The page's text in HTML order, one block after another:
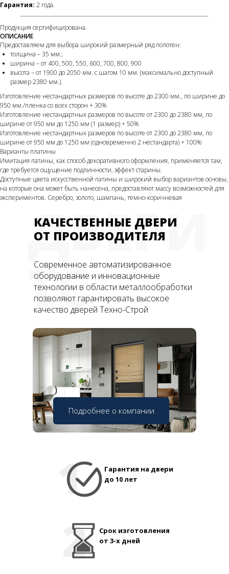
Гарантия: 2 года.
Продукция сертифицирована.
ОПИСАНИЕ
Предоставляем для выбора широкий размерный ряд полотен:
толщина – 35 мм.;
ширина – от 400, 500, 550, 600, 700, 800, 900
высота – от 1900 до 2050 мм. с шагом 10 мм. (максимально доступный
размер 2380 мм.).
Изготовление нестандартных размеров по высоте до 2300 мм., по ширине до
950 мм./пленка со всех сторон + 30%
Изготовление нестандартных размеров по высоте от 2300 до 2380 мм, по
ширине от 950 мм до 1250 мм (1 размер) + 50%
Изготовление нестандартных размеров по высоте от 2300 до 2380 мм, по
ширине от 950 мм до 1250 мм (одновременно 2 нестандарта) + 100%
Варианты платины
Имитация патины, как способ декоративного оформления, применяется там,
где требуется ощущение подлинности, эффект старины.
Доступные цвета искусственной патины и широкий выбор вариантов основы,
на которые она может быть нанесена, предоставляют массу возможностей для
экспериментов. Серебро, золото, шампань, темно-коричневая
ДВЕРИ
ТС
КАЧЕСТВЕННЫЕ ДВЕРИ
ОТ ПРОИЗВОДИТЕЛЯ
Подробнее о компании
Современное автоматизированное
оборудование и инновационные
технологии в области металлообработки
позволяют гарантировать высокое
качество дверей Техно-Строй
Гарантия на двери
до 10 лет
Срок изготовления
от 3-х дней